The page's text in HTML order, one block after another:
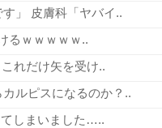
」 皮膚科「ヤバイ..
るｗｗｗｗｗ..
れだけ矢を受け..
ルピスになるのか？..
てしまいました…..